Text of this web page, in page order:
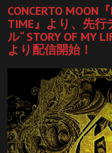
CONCERTO MOON
TIME』より、先
ル“ STORY OF MY
より配信開始！